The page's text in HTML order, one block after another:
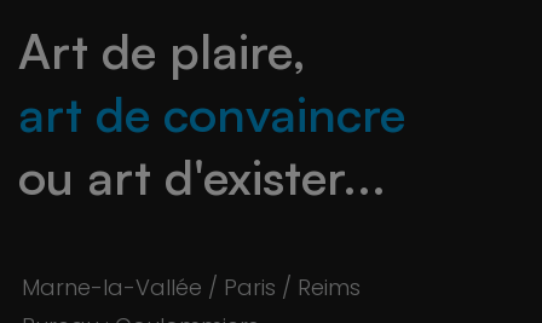
Art de plaire,
art de convaincre
ou art d'exister...
Marne-la-Vallée / Paris / Reims